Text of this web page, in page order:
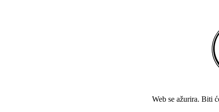
Web se ažurira. Biti